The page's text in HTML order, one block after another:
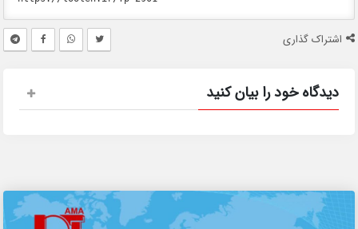
اشتراک گذاری
دیدگاه خود را بیان کنید